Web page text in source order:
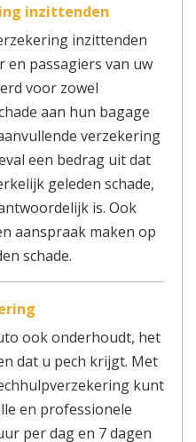
inzittenden
inzittenden
en passagiers van uw
voor zowel
aan hun bagage
verzekering
een bedrag uit dat
geleden schade,
is. Ook
aanspraak maken op
schade.
ook onderhoudt, het
dat u pech krijgt. Met
kunt
en professionele
per dag en 7 dagen